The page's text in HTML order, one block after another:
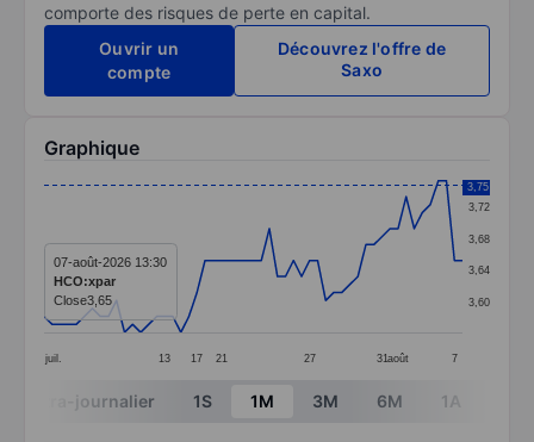
comporte des risques de perte en capital.
Ouvrir un
compte
Découvrez l'offre de
Saxo
Graphique
Line chart with 53 data points.
The chart has 1 X axis displaying categories.
The chart has 1 Y axis displaying values. Data
juil. 13 17 21 27 31août 7
3,60
3,64
3,68
3,72
3,75
07-août-2026 13:30
HCO:xpar
Close3,65
End of interactive chart.
Intra-journalier 1S 1M 3M 6M 1A